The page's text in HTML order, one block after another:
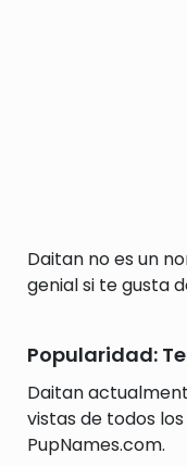
Daitan no es un
genial si te gusta
Popularidad:
Daitan
vistas de todos
PupNames.com.